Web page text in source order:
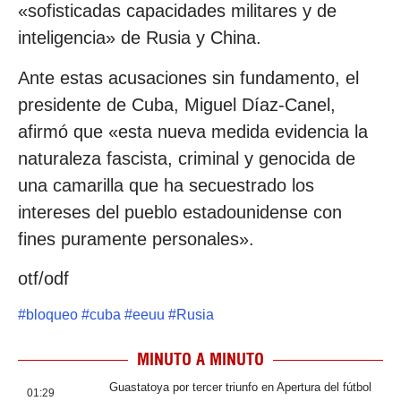
«sofisticadas capacidades militares y de
inteligencia» de Rusia y China.
Ante estas acusaciones sin fundamento, el
presidente de Cuba, Miguel Díaz-Canel,
afirmó que «esta nueva medida evidencia la
naturaleza fascista, criminal y genocida de
una camarilla que ha secuestrado los
intereses del pueblo estadounidense con
fines puramente personales».
otf/odf
#bloqueo #cuba #eeuu #Rusia
MINUTO A MINUTO
01:29
Guastatoya por tercer triunfo en Apertura del fútbol